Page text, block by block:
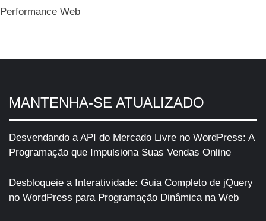
Performance Web
MANTENHA-SE ATUALIZADO
Desvendando a API do Mercado Livre no WordPress: A
Programação que Impulsiona Suas Vendas Online
Desbloqueie a Interatividade: Guia Completo de jQuery
no WordPress para Programação Dinâmica na Web